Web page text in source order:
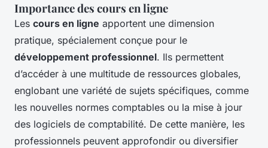
Importance des cours en ligne
Les cours en ligne apportent une dimension
pratique, spécialement conçue pour le
développement professionnel. Ils permettent
d’accéder à une multitude de ressources globales,
englobant une variété de sujets spécifiques, comme
les nouvelles normes comptables ou la mise à jour
des logiciels de comptabilité. De cette manière, les
professionnels peuvent approfondir ou diversifier